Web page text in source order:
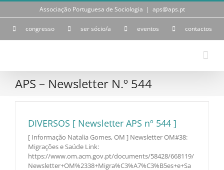
Skip
Associação Portuguesa de Sociologia | aps@aps.pt
congresso ser sócio/a eventos contactos
APS – Newsletter N.º 544
DIVERSOS [ Newsletter APS nº 544 ]
[ Informação Natalia Gomes, OM ] Newsletter OM#38:
Migrações e Saúde Link:
https://www.om.acm.gov.pt/documents/58428/668119/
Newsletter+OM%2338+Migra%C3%A7%C3%B5es+e+Sa